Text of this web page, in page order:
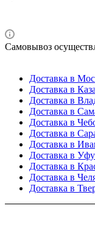
Самовывоз
Доставка в
Доставка в
Доставка в
Доставка в
Доставка в
Доставка в
Доставка в
Доставка в Уфу
Доставка в
Доставка в
Доставка в